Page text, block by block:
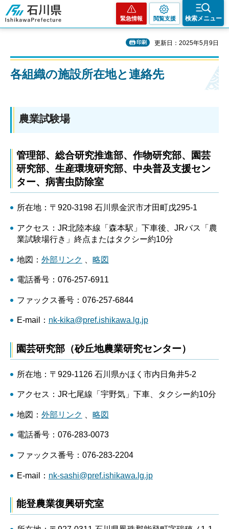
石川県
緊急情報 閲覧支援 検索メニュー
印刷 更新日：2025年5月9日
各組織の施設所在地と連絡先
農業試験場
管理部、総合研究推進部、作物研究部、園芸
研究部、生産環境研究部、中央普及支援セン
ター、病害虫防除室
所在地：〒920-3198 石川県金沢市才田町戊295-1
アクセス：JR北陸本線「森本駅」下車後、JRバス「農
業試験場行き」終点またはタクシー約10分
地図： 外部リンク 略図
電話番号：076-257-6911
ファックス番号：076-257-6844
E-mail： nk-kika@pref.ishikawa.lg.jp
園芸研究部（砂丘地農業研究センター）
所在地：〒929-1126 石川県かほく市内日角井5-2
アクセス：JR七尾線「宇野気」下車、タクシー約10分
地図： 外部リンク 略図
電話番号：076-283-0073
ファックス番号：076-283-2204
E-mail： nk-sashi@pref.ishikawa.lg.jp
能登農業復興研究室